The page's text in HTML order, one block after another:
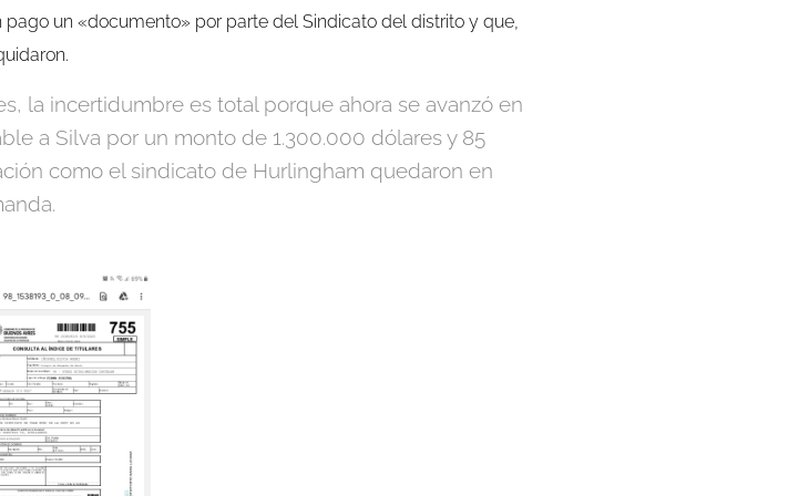
un «documento» por parte del Sindicato del distrito y que,
la incertidumbre es total porque ahora se avanzó en
a Silva por un monto de 1.300.000 dólares y 85
como el sindicato de Hurlingham quedaron en